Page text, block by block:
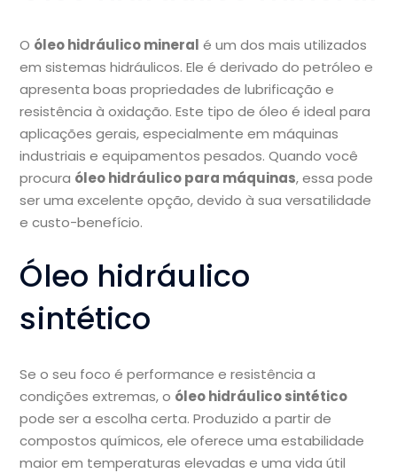
O óleo hidráulico mineral é um dos mais utilizados
em sistemas hidráulicos. Ele é derivado do petróleo e
apresenta boas propriedades de lubrificação e
resistência à oxidação. Este tipo de óleo é ideal para
aplicações gerais, especialmente em máquinas
industriais e equipamentos pesados. Quando você
procura óleo hidráulico para máquinas, essa pode
ser uma excelente opção, devido à sua versatilidade
e custo-benefício.
Óleo hidráulico
sintético
Se o seu foco é performance e resistência a
condições extremas, o óleo hidráulico sintético
pode ser a escolha certa. Produzido a partir de
compostos químicos, ele oferece uma estabilidade
maior em temperaturas elevadas e uma vida útil